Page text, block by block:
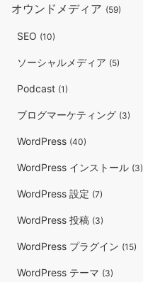
オウンドメディア (59)
SEO (10)
ソーシャルメディア (5)
Podcast (1)
ブログマーケティング (3)
WordPress (40)
WordPress インストール (3)
WordPress 設定 (7)
WordPress 投稿 (3)
WordPress プラグイン (15)
WordPress テーマ (3)